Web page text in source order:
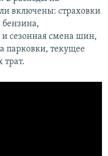
включены: страховки
сезонная смена шин,
парковки, текущее
трат.